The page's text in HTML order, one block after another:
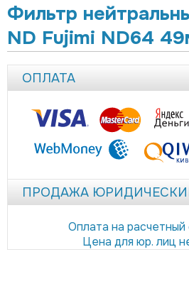
Фильтр
ND Fujimi ND64
ОПЛАТА
ПРОДАЖА
Оплата на
Цена для юр. лиц